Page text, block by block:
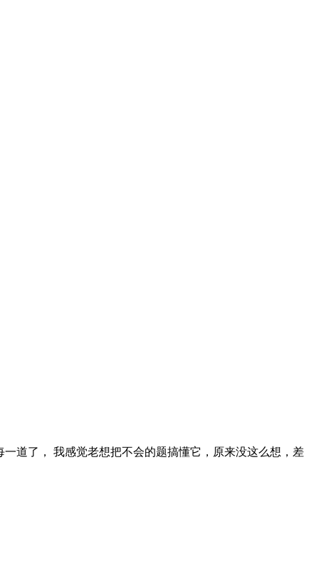
道了， 我感觉老想把不会的题搞懂它，原来没这么想，差